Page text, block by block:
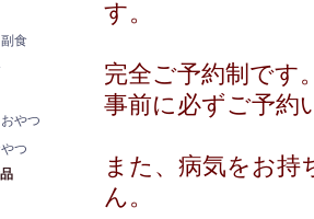
食
やつ
つ
す。
完全ご予約制です
事前に必ずご予約
また、病気をお
ん。